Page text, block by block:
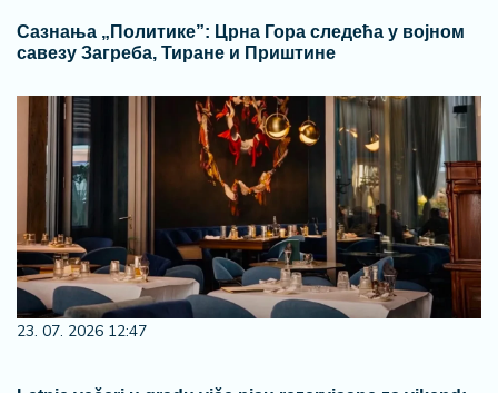
Сазнања „Политике”: Црна Гора следећа у војном
савезу Загреба, Тиране и Приштине
23. 07. 2026 12:47